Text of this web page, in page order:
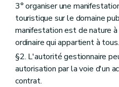
3° organiser une
touristique sur le domaine
manifestation est de nature
ordinaire qui appartient à tous.
§2. L'autorité gestionnaire
autorisation par la voie d'un
contrat.